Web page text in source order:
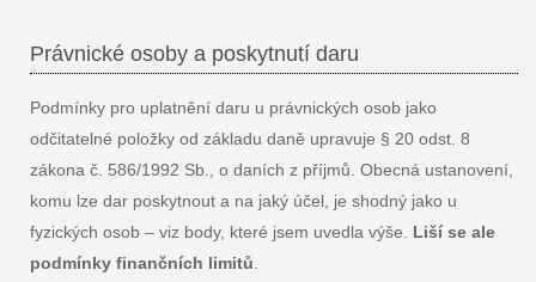
Právnické osoby a poskytnutí daru
Podmínky pro uplatnění daru u právnických osob jako
odčitatelné položky od základu daně upravuje § 20 odst. 8
zákona č. 586/1992 Sb., o daních z příjmů. Obecná ustanovení,
komu lze dar poskytnout a na jaký účel, je shodný jako u
fyzických osob – viz body, které jsem uvedla výše. Liší se ale
podmínky finančních limitů